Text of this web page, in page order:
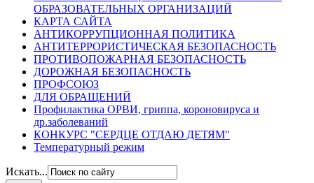
ОБРАЗОВАТЕЛЬНЫХ ОРГАНИЗАЦИЙ
КАРТА САЙТА
АНТИКОРРУПЦИОННАЯ ПОЛИТИКА
АНТИТЕРРОРИСТИЧЕСКАЯ БЕЗОПАСНОСТЬ
ПРОТИВОПОЖАРНАЯ БЕЗОПАСНОСТЬ
ДОРОЖНАЯ БЕЗОПАСНОСТЬ
ПРОФСОЮЗ
ДЛЯ ОБРАЩЕНИЙ
Профилактика ОРВИ, гриппа, короновируса и
др.заболеваний
КОНКУРС "СЕРДЦЕ ОТДАЮ ДЕТЯМ"
Температурный режим
Искать...